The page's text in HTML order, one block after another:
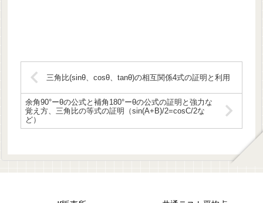
三角比(sinθ、cosθ、tanθ)の相互関係4式の証明と利用
余角90°ーθの公式と補角180°ーθの公式の証明と強力な
覚え方、三角比の等式の証明（sin(A+B)/2=cosC/2な
ど）